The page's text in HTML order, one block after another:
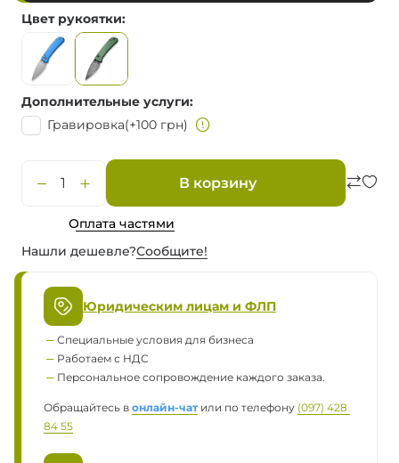
Цвет рукоятки
Дополнительные услуги
Гравировка(+100 грн)
В корзину
Оплата частями
Нашли дешевле?Сообщите!
Юридическим лицам и ФЛП
Специальные условия для бизнеса
Работаем с НДС
Персональное сопровождение каждого заказа.
Обращайтесь в онлайн-чатили по телефону (097) 428
84 55